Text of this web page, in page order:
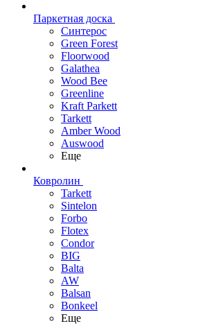
Паркетная доска
Синтерос
Green Forest
Floorwood
Galathea
Wood Bee
Greenline
Kraft Parkett
Tarkett
Amber Wood
Auswood
Еще
Ковролин
Tarkett
Sintelon
Forbo
Flotex
Condor
BIG
Balta
AW
Balsan
Bonkeel
Еще